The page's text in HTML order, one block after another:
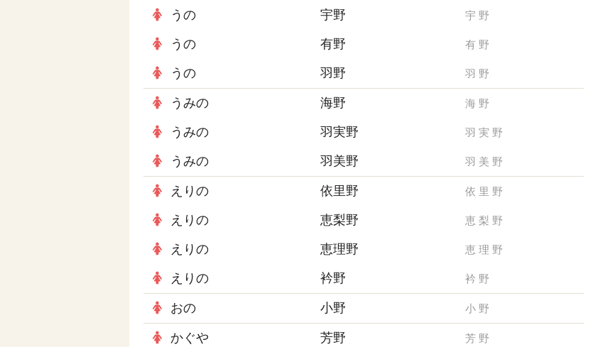
うの 宇野 宇 野
うの 有野 有 野
うの 羽野 羽 野
うみの 海野 海 野
うみの 羽実野 羽 実 野
うみの 羽美野 羽 美 野
えりの 依里野 依 里 野
えりの 恵梨野 恵 梨 野
えりの 恵理野 恵 理 野
えりの 衿野 衿 野
おの 小野 小 野
かぐや 芳野 芳 野